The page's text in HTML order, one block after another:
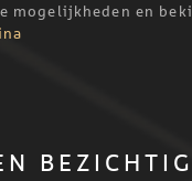
mogelijkheden en